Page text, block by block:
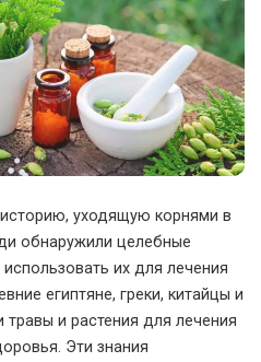
уходящую корнями в
обнаружили целебные
их для лечения
египтяне, греки, китайцы и
и растения для лечения
Эти знания